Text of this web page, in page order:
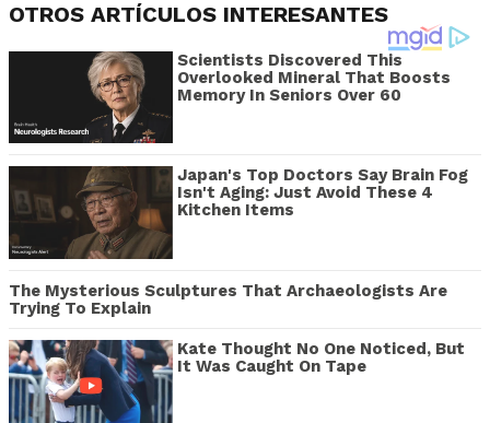
OTROS ARTÍCULOS INTERESANTES
Scientists Discovered This
Overlooked Mineral That Boosts
Memory In Seniors Over 60
Japan's Top Doctors Say Bra​in Fo​g
Isn't Aging: Just Avoid These 4
Kitchen Items
The Mysterious Sculptures That Archaeologists Are
Trying To Explain
Kate Thought No One Noticed, But
It Was Caught On Tape